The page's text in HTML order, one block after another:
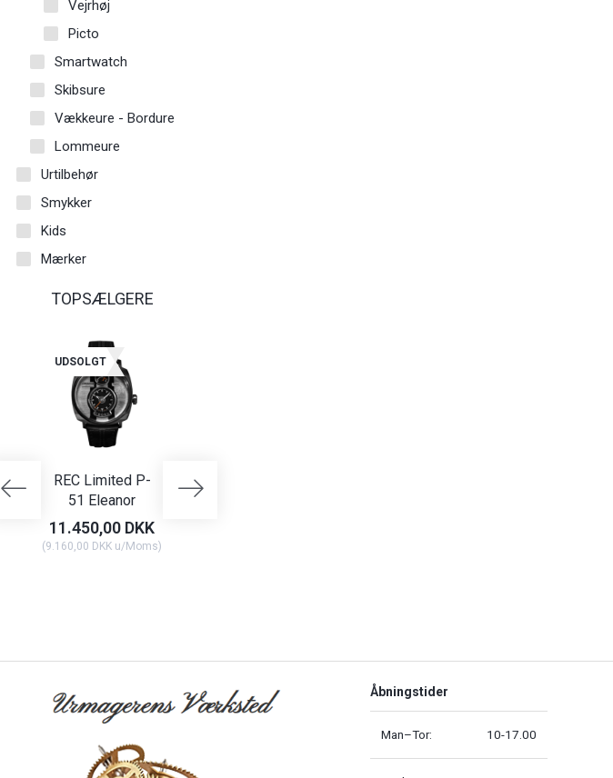
Vejrhøj
Picto
Smartwatch
Skibsure
Vækkeure - Bordure
Lommeure
Urtilbehør
Smykker
Kids
Mærker
TOPSÆLGERE
UDSOLGT
REC Limited P-
51 Eleanor
11.450,00 DKK
(9.160,00 DKK u/Moms)
REC Cooper C2
Åbningstider
Man–Tor: 10-17.00